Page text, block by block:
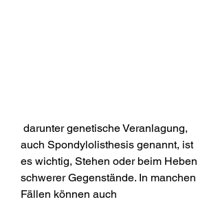
auch Spondylolisthesis genannt, ist
es wichtig, Stehen oder beim Heben
schwerer Gegenstände. In manchen
Fällen können auch